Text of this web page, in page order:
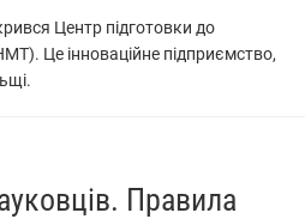
Центр підготовки до
Це інноваційне підприємство,
Правила